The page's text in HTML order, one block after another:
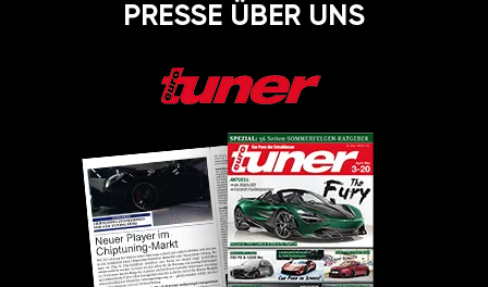
PRESSE ÜBER UNS